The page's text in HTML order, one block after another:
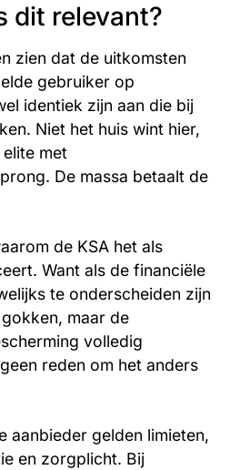
dit relevant?
zien dat de uitkomsten
gebruiker op
identiek zijn aan die bij
Niet het huis wint hier,
elite met
De massa betaalt de
de KSA het als
Want als de financiële
te onderscheiden zijn
maar de
volledig
reden om het anders
aanbieder gelden limieten,
en zorgplicht. Bij